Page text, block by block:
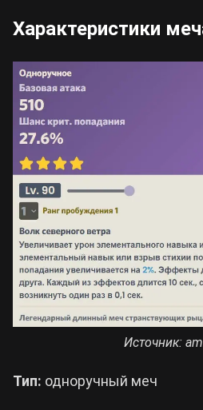
Характеристики
Источник:
Тип: одноручный меч